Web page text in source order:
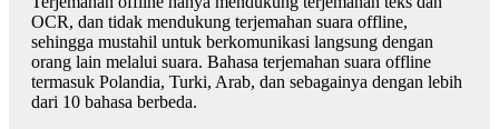
OCR, dan tidak mendukung terjemahan suara offline,
sehingga mustahil untuk berkomunikasi langsung dengan
orang lain melalui suara. Bahasa terjemahan suara offline
termasuk Polandia, Turki, Arab, dan sebagainya dengan lebih
dari 10 bahasa berbeda.